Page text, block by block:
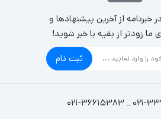
خبرنامه از آخرین پیشنهادها و
زودتر از بقیه با خبر شوید!
ثبت نام